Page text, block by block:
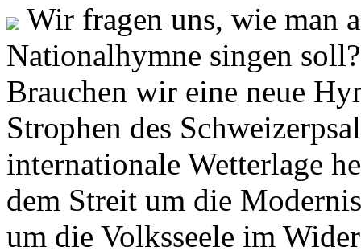
Wir fragen uns, wie man
Nationalhymne singen
Brauchen wir eine neue
Strophen des
internationale Wetterlage
dem Streit um die
um die Volksseele im